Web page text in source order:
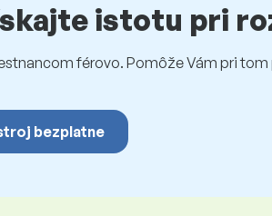
istotu pri
férovo. Pomôže Vám pri
bezplatne